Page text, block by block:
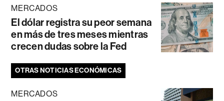
MERCADOS
El dólar registra su peor semana
en más de tres meses mientras
crecen dudas sobre la Fed
OTRAS NOTICIAS ECONÓMICAS
MERCADOS